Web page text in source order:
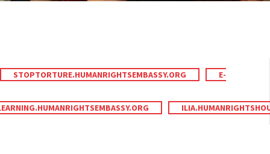
STOPTORTURE.HUMANRIGHTSEMBASSY.ORG E-